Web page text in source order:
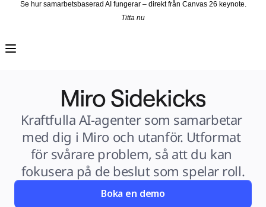
Se hur samarbetsbaserad AI fungerar – direkt från Canvas 26 keynote.
Titta nu
AI-översikt
AI Workflows
MCP Server
Utforska AI-playbooks
MCP Server
Integrationer
Säkerhet
Enterprise Guard
Plattform för utvecklare
Miro Sidekicks
Kraftfulla AI-agenter som samarbetar
med dig i Miro och utanför. Utformat
för svårare problem, så att du kan
fokusera på de beslut som spelar roll.
Boka en demo